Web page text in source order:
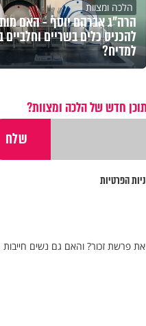
הלכה ומצוות
הרה"ג אברהם יוסף - האם
להכניס כלים בשריים וחלביים
למדיח?
חדש של הלכה ומצוות?
הפרטיות
פרשת זכור? והאם גם נשים חייבות